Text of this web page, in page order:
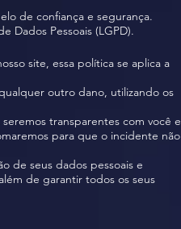
de confiança e segurança.
Dados Pessoais (LGPD).
site, essa política se aplica a
outro dano, utilizando os
transparentes com você e
para que o incidente não
de seus dados pessoais e
de garantir todos os seus